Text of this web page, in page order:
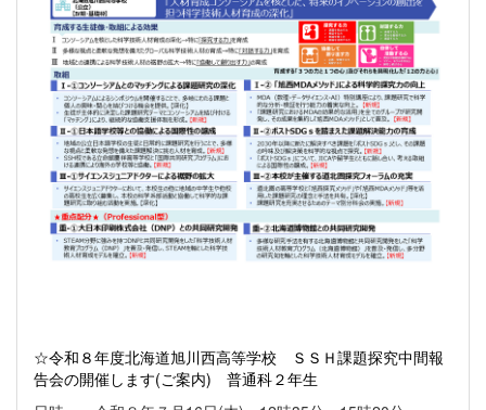
☆令和８年度北海道旭川西高等学校
ＳＳＨ課題探究中間報
告会の開催します(ご案内) 普通科２年生